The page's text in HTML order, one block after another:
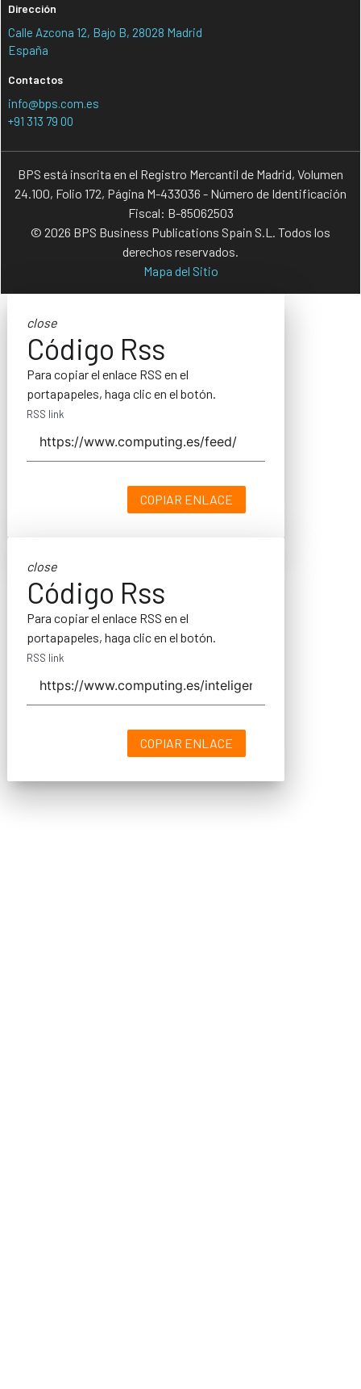
Dirección
Calle Azcona 12, Bajo B, 28028 Madrid
España
Contactos
info@bps.com.es
+91 313 79 00
BPS está inscrita en el Registro Mercantil de Madrid, Volumen
24.100, Folio 172, Página M-433036 - Número de Identificación
Fiscal: B-85062503
© 2026 BPS Business Publications Spain S.L. Todos los
derechos reservados.
Mapa del Sitio
close
Código Rss
Para copiar el enlace RSS en el
portapapeles, haga clic en el botón.
RSS link
COPIAR ENLACE
close
Código Rss
Para copiar el enlace RSS en el
portapapeles, haga clic en el botón.
RSS link
COPIAR ENLACE